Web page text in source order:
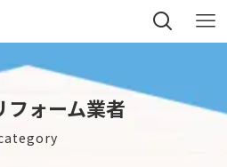
フォーム業者